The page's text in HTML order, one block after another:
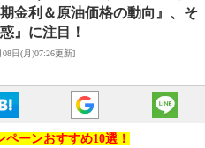
金利＆原油価格の動向』、そ
』に注目！
08日(月)07:26更新]
ペーンおすすめ10選！